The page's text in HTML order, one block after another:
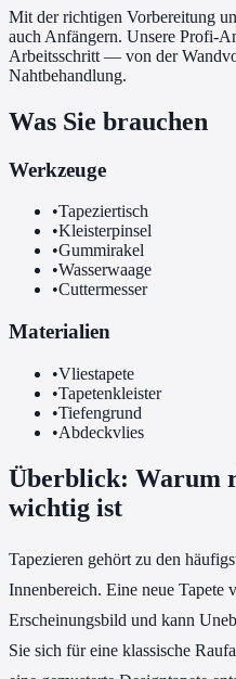
Mit der richtigen Vorbereitung
auch Anfängern. Unsere Profi-
Arbeitsschritt — von der
Nahtbehandlung.
Was Sie brauchen
Werkzeuge
•Tapeziertisch
•Kleisterpinsel
•Gummirakel
•Wasserwaage
•Cuttermesser
Materialien
•Vliestapete
•Tapetenkleister
•Tiefengrund
•Abdeckvlies
Überblick: Warum
wichtig ist
Tapezieren gehört zu den
Innenbereich. Eine neue Tapete
Erscheinungsbild und kann
Sie sich für eine klassische